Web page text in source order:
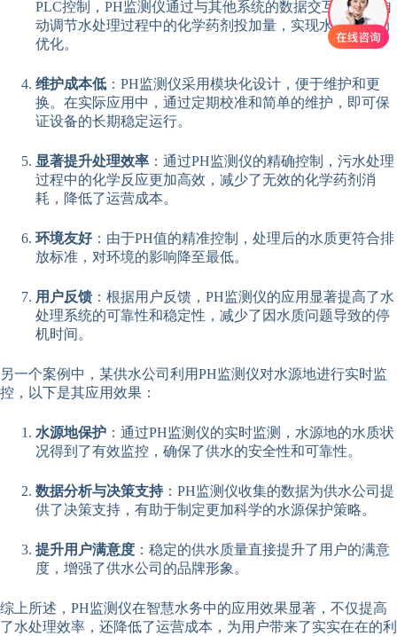
PLC控制，PH监测仪通过与其他系统的数据交互，可以自
动调节水处理过程中的化学药剂投加量，实现水质的自动
优化。
维护成本低 ：PH监测仪采用模块化设计，便于维护和更
换。在实际应用中，通过定期校准和简单的维护，即可保
证设备的长期稳定运行。
显著提升处理效率 ：通过PH监测仪的精确控制，污水处理
过程中的化学反应更加高效，减少了无效的化学药剂消
耗，降低了运营成本。
环境友好：由于PH值的精准控制，处理后的水质更符合排
放标准，对环境的影响降至最低。
用户反馈 ：根据用户反馈，PH监测仪的应用显著提高了水
处理系统的可靠性和稳定性，减少了因水质问题导致的停
机时间。
另一个案例中，某供水公司利用PH监测仪对水源地进行实时监
控，以下是其应用效果：
水源地保护 ：通过PH监测仪的实时监测，水源地的水质状
况得到了有效监控，确保了供水的安全性和可靠性。
数据分析与决策支持：PH监测仪收集的数据为供水公司提
供了决策支持，有助于制定更加科学的水源保护策略。
提升用户满意度 ：稳定的供水质量直接提升了用户的满意
度，增强了供水公司的品牌形象。
综上所述，PH监测仪在智慧水务中的应用效果显著，不仅提高
了水处理效率，还降低了运营成本，为用户带来了实实在在的利